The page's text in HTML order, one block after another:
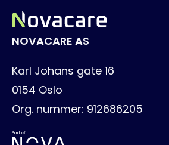
NOVACARE AS
Karl Johans gate 16
0154 Oslo
Org. nummer: 912686205